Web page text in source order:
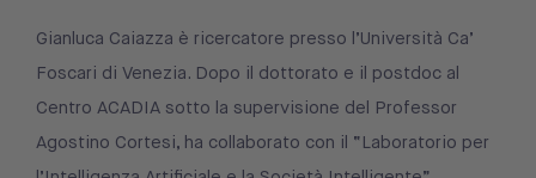
Gianluca Caiazza è ricercatore presso l’Università Ca’
Foscari di Venezia. Dopo il dottorato e il postdoc al
Centro ACADIA sotto la supervisione del Professor
Agostino Cortesi, ha collaborato con il “Laboratorio per